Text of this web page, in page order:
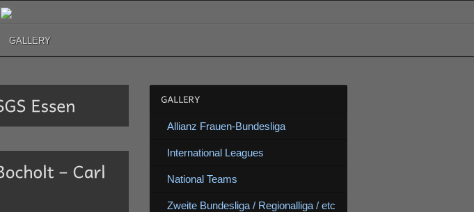
GALLERY
Allianz Frauen-Bundesliga
International Leagues
National Teams
Zweite Bundesliga / Regionalliga / etc